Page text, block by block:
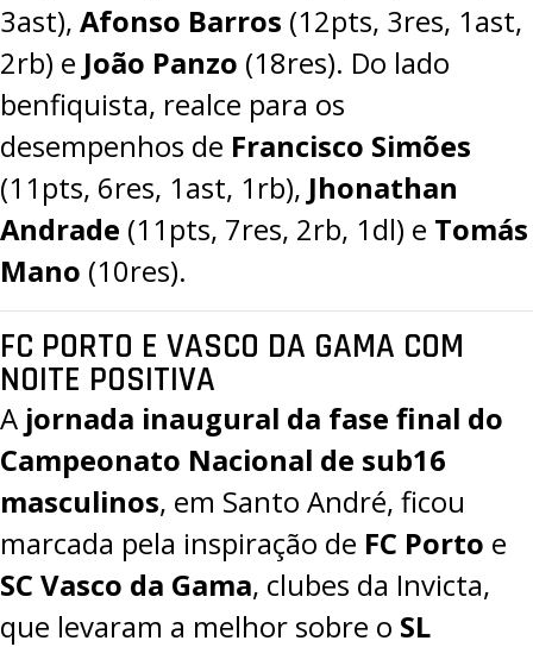
3ast), Afonso Barros (12pts, 3res, 1ast,
2rb) e João Panzo (18res). Do lado
benfiquista, realce para os
desempenhos de Francisco Simões
(11pts, 6res, 1ast, 1rb), Jhonathan
Andrade (11pts, 7res, 2rb, 1dl) e Tomás
Mano (10res).
FC PORTO E VASCO DA GAMA COM
NOITE POSITIVA
A jornada inaugural da fase final do
Campeonato Nacional de sub16
masculinos, em Santo André, ficou
marcada pela inspiração de FC Porto e
SC Vasco da Gama, clubes da Invicta,
que levaram a melhor sobre o SL